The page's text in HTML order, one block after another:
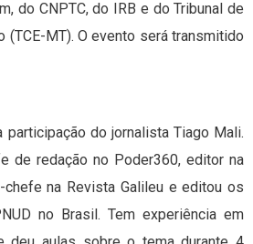
do CNPTC, do IRB e do Tribunal de
(TCE-MT). O evento será transmitido
participação do jornalista Tiago Mali.
de redação no Poder360, editor na
chefe na Revista Galileu e editou os
no Brasil. Tem experiência em